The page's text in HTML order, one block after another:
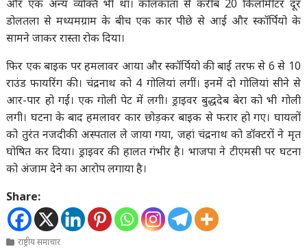
और एक अन्य व्यक्ति भी था। कोलकाता से करीब 20 किलोमीटर दूर
डोलतला से मध्यमग्राम के बीच एक कार पीछे से आई और स्कॉर्पियो के
सामने जाकर रास्ता रोक दिया।
फिर एक बाइक पर हमलावर आया और स्कॉर्पियो की बाईं तरफ से 6 से 10
राउंड फायरिंग की। चंद्रनाथ को 4 गोलियां लगीं। इनमें दो गोलियां सीने से
आर-पार हो गईं। एक गोली पेट में लगी। ड्राइवर बुद्धदेब बेरा को भी गोली
लगी। घटना के बाद हमलावर कार छोड़कर बाइक से फरार हो गए। घायलों
को तुरंत नजदीकी अस्पताल ले जाया गया, जहां चंद्रनाथ को डॉक्टरों ने मृत
घोषित कर दिया। ड्राइवर की हालत गंभीर है। भाजपा ने टीएमसी पर घटना
को अंजाम देने का आरोप लगाया है।
Share:
राष्ट्रीय समाचार